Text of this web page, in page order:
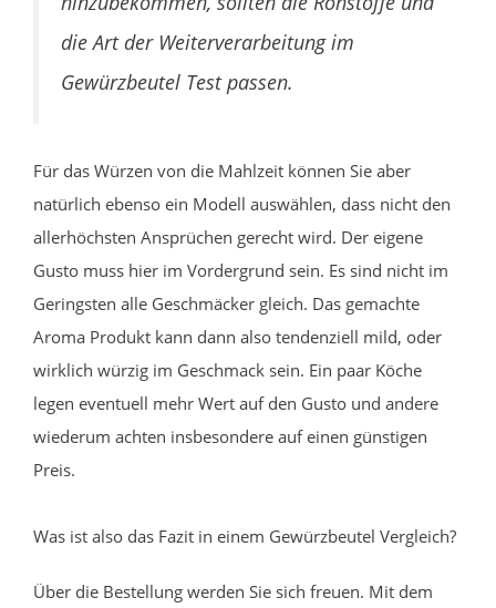
die Art der Weiterverarbeitung im
Gewürzbeutel Test passen.
Für das Würzen von die Mahlzeit können Sie aber
natürlich ebenso ein Modell auswählen, dass nicht den
allerhöchsten Ansprüchen gerecht wird. Der eigene
Gusto muss hier im Vordergrund sein. Es sind nicht im
Geringsten alle Geschmäcker gleich. Das gemachte
Aroma Produkt kann dann also tendenziell mild, oder
wirklich würzig im Geschmack sein. Ein paar Köche
legen eventuell mehr Wert auf den Gusto und andere
wiederum achten insbesondere auf einen günstigen
Preis.
Was ist also das Fazit in einem Gewürzbeutel Vergleich?
Über die Bestellung werden Sie sich freuen. Mit dem